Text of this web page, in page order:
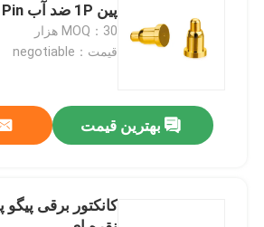
اخبار
همه موارد
پین 1P ضد آب Pogo Pin کانکتور
MOQ：30 هزار
قیمت：negotiable
بهترین قیمت
کانکتور برقی